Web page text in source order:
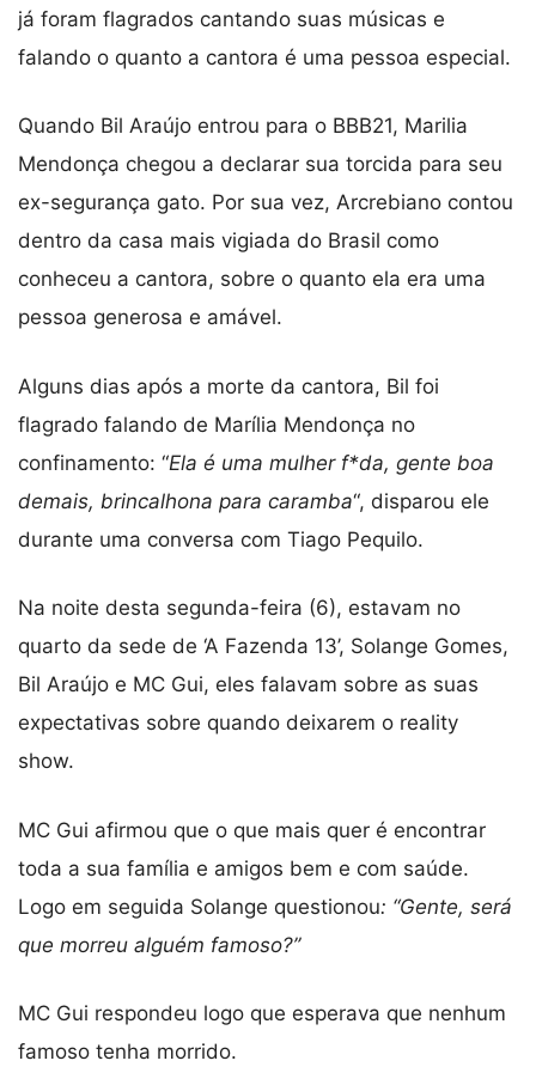
já foram flagrados cantando suas músicas e
falando o quanto a cantora é uma pessoa especial.
Quando Bil Araújo entrou para o BBB21, Marilia
Mendonça chegou a declarar sua torcida para seu
ex-segurança gato. Por sua vez, Arcrebiano contou
dentro da casa mais vigiada do Brasil como
conheceu a cantora, sobre o quanto ela era uma
pessoa generosa e amável.
Alguns dias após a morte da cantora, Bil foi
flagrado falando de Marília Mendonça no
confinamento: “Ela é uma mulher f*da, gente boa
demais, brincalhona para caramba“, disparou ele
durante uma conversa com Tiago Pequilo.
Na noite desta segunda-feira (6), estavam no
quarto da sede de ‘A Fazenda 13’, Solange Gomes,
Bil Araújo e MC Gui, eles falavam sobre as suas
expectativas sobre quando deixarem o reality
show.
MC Gui afirmou que o que mais quer é encontrar
toda a sua família e amigos bem e com saúde.
Logo em seguida Solange questionou: “Gente, será
que morreu alguém famoso?”
MC Gui respondeu logo que esperava que nenhum
famoso tenha morrido.